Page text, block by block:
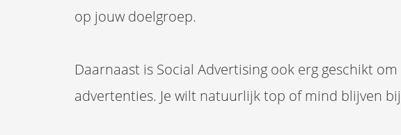
op jouw doelgroep.
Daarnaast is Social Advertising ook erg geschikt
advertenties. Je wilt natuurlijk top of mind blijven